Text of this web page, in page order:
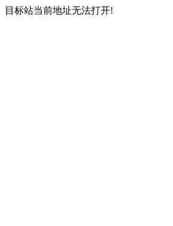
目标站当前地址无法打开!